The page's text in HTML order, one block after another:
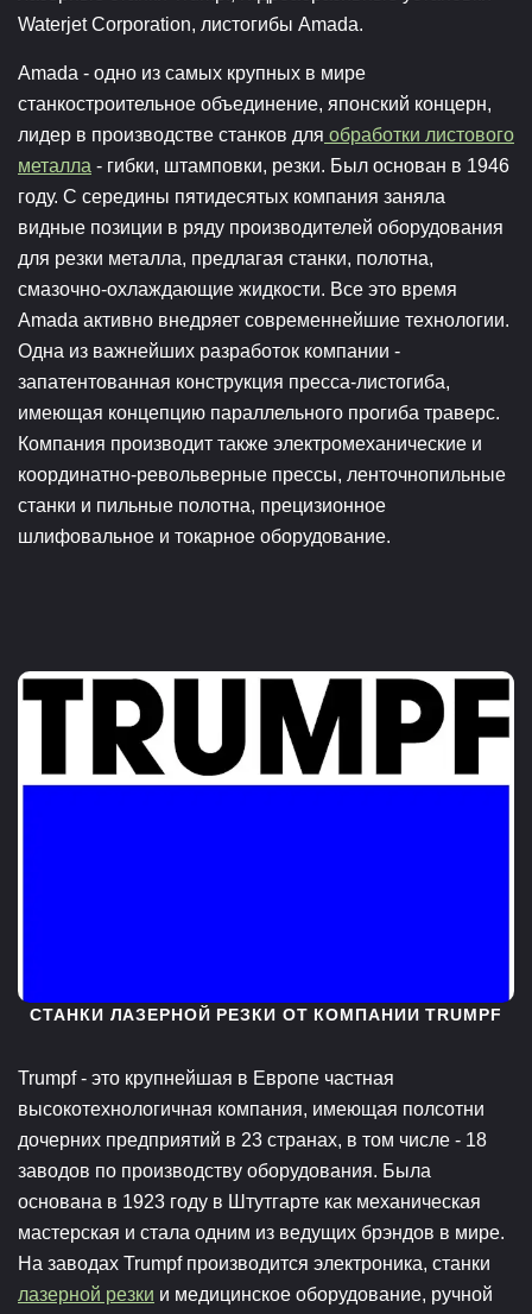
Waterjet Corporation, листогибы Amada.
Amada - одно из самых крупных в мире
станкостроительное объединение, японский концерн,
лидер в производстве станков для обработки листового
металла - гибки, штамповки, резки. Был основан в 1946
году. С середины пятидесятых компания заняла
видные позиции в ряду производителей оборудования
для резки металла, предлагая станки, полотна,
смазочно-охлаждающие жидкости. Все это время
Amada активно внедряет современнейшие технологии.
Одна из важнейших разработок компании -
запатентованная конструкция пресса-листогиба,
имеющая концепцию параллельного прогиба траверс.
Компания производит также электромеханические и
координатно-револьверные прессы, ленточнопильные
станки и пильные полотна, прецизионное
шлифовальное и токарное оборудование.
СТАНКИ ЛАЗЕРНОЙ РЕЗКИ ОТ КОМПАНИИ TRUMPF
Trumpf - это крупнейшая в Европе частная
высокотехнологичная компания, имеющая полсотни
дочерних предприятий в 23 странах, в том числе - 18
заводов по производству оборудования. Была
основана в 1923 году в Штутгарте как механическая
мастерская и стала одним из ведущих брэндов в мире.
На заводах Trumpf производится электроника, станки
лазерной резки и медицинское оборудование, ручной